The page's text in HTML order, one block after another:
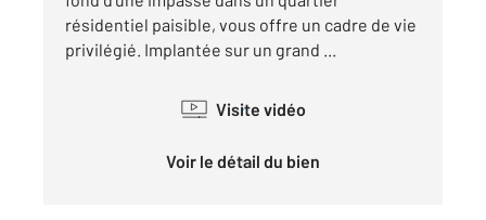
résidentiel paisible, vous offre un cadre de vie
privilégié. Implantée sur un grand ...
Visite vidéo
Voir le détail du bien